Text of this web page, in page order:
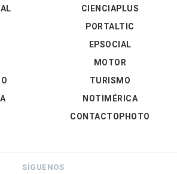
CIENCIAPLUS
PORTALTIC
EPSOCIAL
MOTOR
TURISMO
NOTIMÉRICA
CONTACTOPHOTO
SÍGUENOS